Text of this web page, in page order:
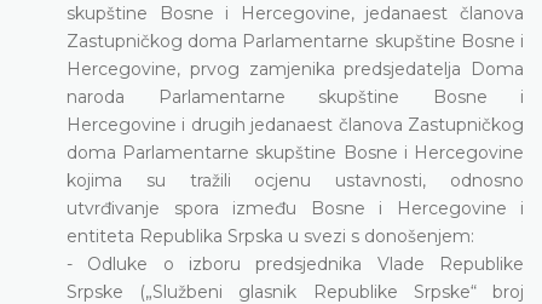
skupštine Bosne i Hercegovine, jedanaest članova
Zastupničkog doma Parlamentarne skupštine Bosne i
Hercegovine, prvog zamjenika predsjedatelja Doma
naroda Parlamentarne skupštine Bosne i
Hercegovine i drugih jedanaest članova Zastupničkog
doma Parlamentarne skupštine Bosne i Hercegovine
kojima su tražili ocjenu ustavnosti, odnosno
utvrđivanje spora između Bosne i Hercegovine i
entiteta Republika Srpska u svezi s donošenjem:
- Odluke o izboru predsjednika Vlade Republike
Srpske („Službeni glasnik Republike Srpske“ broj